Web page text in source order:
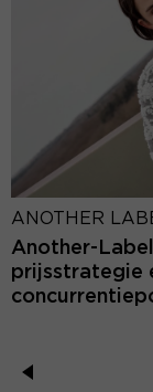
ANOTHER
Another-
prijsstrategie